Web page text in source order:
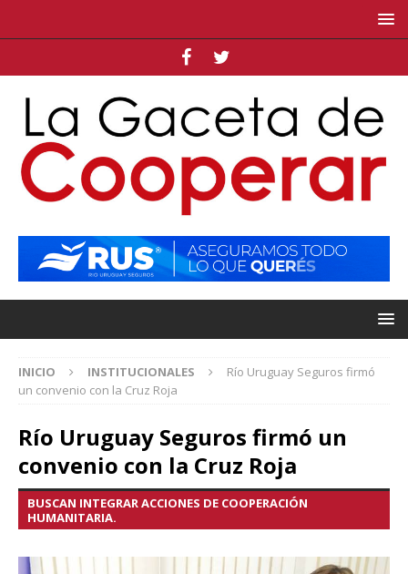
INICIO INSTITUCIONALES
Río Uruguay Seguros firmó
un convenio con la Cruz Roja
Río Uruguay Seguros firmó un
convenio con la Cruz Roja
BUSCAN INTEGRAR ACCIONES DE COOPERACIÓN
HUMANITARIA.